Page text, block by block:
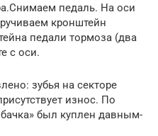
педаль. На оси
кронштейн
педали тормоза (два
с оси.
зубья на секторе
износ. По
был куплен давным-